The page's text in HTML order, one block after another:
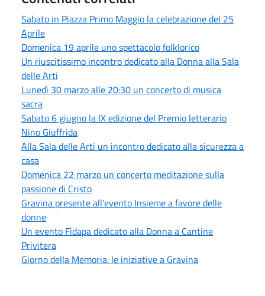
Sabato in Piazza Primo Maggio la celebrazione del 25
Aprile
Domenica 19 aprile uno spettacolo folklorico
Un riuscitissimo incontro dedicato alla Donna alla Sala
delle Arti
Lunedì 30 marzo alle 20:30 un concerto di musica
sacra
Sabato 6 giugno la IX edizione del Premio letterario
Nino Giuffrida
Alla Sala delle Arti un incontro dedicato alla sicurezza a
casa
Domenica 22 marzo un concerto meditazione sulla
passione di Cristo
Gravina presente all'evento Insieme a favore delle
donne
Un evento Fidapa dedicato alla Donna a Cantine
Privitera
Giorno della Memoria: le iniziative a Gravina